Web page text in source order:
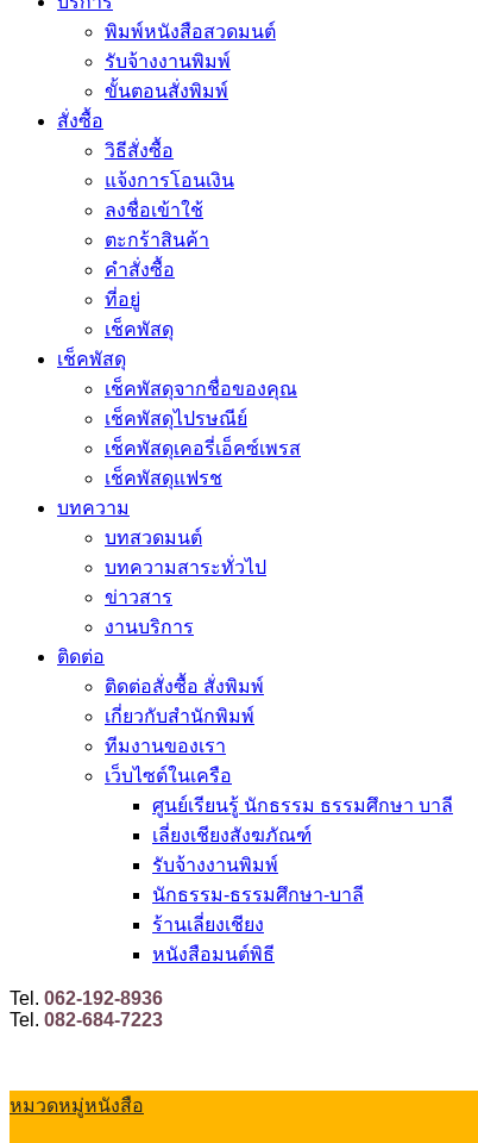
พิมพ์หนังสือสวดมนต์
รับจ้างงานพิมพ์
ขั้นตอนสั่งพิมพ์
สั่งซื้อ
วิธีสั่งซื้อ
แจ้งการโอนเงิน
ลงชื่อเข้าใช้
ตะกร้าสินค้า
คำสั่งซื้อ
ที่อยู่
เช็คพัสดุ
เช็คพัสดุ
เช็คพัสดุจากชื่อของคุณ
เช็คพัสดุไปรษณีย์
เช็คพัสดุเคอรี่เอ็คซ์เพรส
เช็คพัสดุแฟรช
บทความ
บทสวดมนต์
บทความสาระทั่วไป
ข่าวสาร
งานบริการ
ติดต่อ
ติดต่อสั่งซื้อ สั่งพิมพ์
เกี่ยวกับสำนักพิมพ์
ทีมงานของเรา
เว็บไซต์ในเครือ
ศูนย์เรียนรู้ นักธรรม ธรรมศึกษา บาลี
เลี่ยงเชียงสังฆภัณฑ์
รับจ้างงานพิมพ์
นักธรรม-ธรรมศึกษา-บาลี
ร้านเลี่ยงเชียง
หนังสือมนต์พิธี
Tel. 062-192-8936
Tel. 082-684-7223
หมวดหมู่หนังสือ